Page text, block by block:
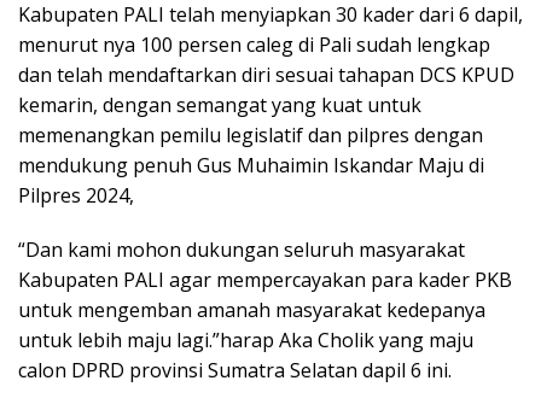
Kabupaten PALI telah menyiapkan 30 kader dari 6 dapil,
menurut nya 100 persen caleg di Pali sudah lengkap
dan telah mendaftarkan diri sesuai tahapan DCS KPUD
kemarin, dengan semangat yang kuat untuk
memenangkan pemilu legislatif dan pilpres dengan
mendukung penuh Gus Muhaimin Iskandar Maju di
Pilpres 2024,
“Dan kami mohon dukungan seluruh masyarakat
Kabupaten PALI agar mempercayakan para kader PKB
untuk mengemban amanah masyarakat kedepanya
untuk lebih maju lagi.”harap Aka Cholik yang maju
calon DPRD provinsi Sumatra Selatan dapil 6 ini.